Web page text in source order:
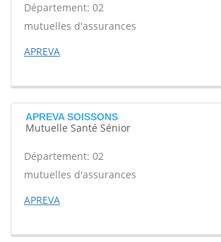
Département: 02
mutuelles d'assurances
APREVA
APREVA SOISSONS
Mutuelle Santé Sénior
Département: 02
mutuelles d'assurances
APREVA